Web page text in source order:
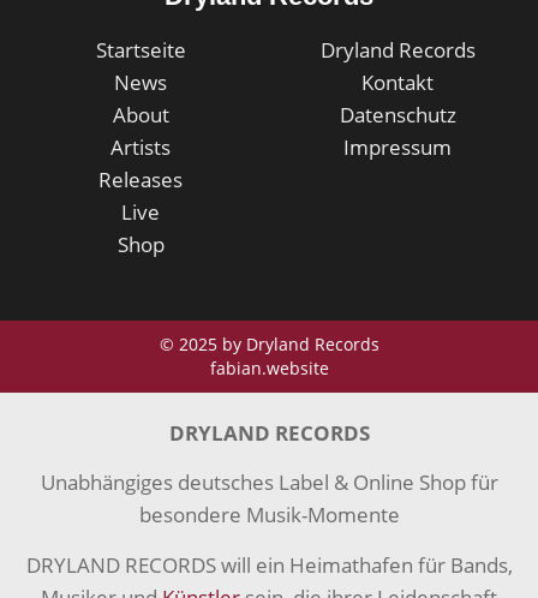
Startseite
News
About
Artists
Releases
Live
Shop
Dryland Records
Kontakt
Datenschutz
Impressum
© 2025 by Dryland Records
fabian.website
DRYLAND RECORDS
Unabhängiges deutsches Label & Online Shop für
besondere Musik-Momente
DRYLAND RECORDS will ein Heimathafen für Bands,